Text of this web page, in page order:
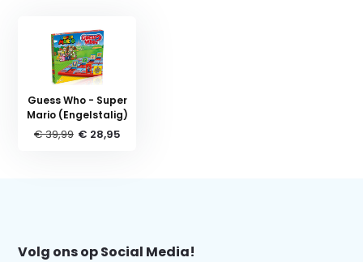
Guess Who - Super
Mario (Engelstalig)
€ 39,99 € 28,95
Volg ons op Social Media!